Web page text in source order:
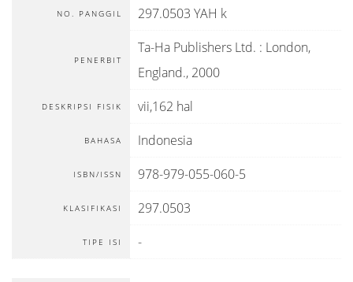
NO. PANGGIL 297.0503 YAH k
PENERBIT
Ta-Ha Publishers Ltd. : London,
England., 2000
DESKRIPSI FISIK vii,162 hal
BAHASA Indonesia
ISBN/ISSN 978-979-055-060-5
KLASIFIKASI 297.0503
TIPE ISI -